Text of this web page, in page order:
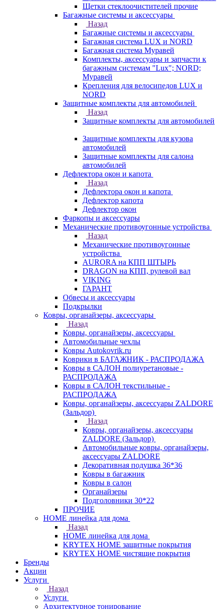
Щетки стеклоочистителей прочие
Багажные системы и аксессуары
Назад
Багажные системы и аксессуары
Багажная система LUX и NORD
Багажная система Муравей
Комплекты, аксессуары и запчасти к
багажным системам "Lux"; NORD;
Муравей
Крепления для велосипедов LUX и
NORD
Защитные комплекты для автомобилей
Назад
Защитные комплекты для автомобилей
Защитные комплекты для кузова
автомобилей
Защитные комплекты для салона
автомобилей
Дефлектора окон и капота
Назад
Дефлектора окон и капота
Дефлектор капота
Дефлектор окон
Фаркопы и аксессуары
Механические противоугонные устройства
Назад
Механические противоугонные
устройства
AURORA на КПП ШТЫРЬ
DRAGON на КПП, рулевой вал
VIKING
ГАРАНТ
Обвесы и аксессуары
Подкрылки
Ковры, органайзеры, аксессуары
Назад
Ковры, органайзеры, аксессуары
Автомобильные чехлы
Ковры Autokovrik.ru
Коврики в БАГАЖНИК - РАСПРОДАЖА
Ковры в САЛОН полиуретановые -
РАСПРОДАЖА
Ковры в САЛОН текстильные -
РАСПРОДАЖА
Ковры, органайзеры, аксессуары ZALDORE
(Зальдор)
Назад
Ковры, органайзеры, аксессуары
ZALDORE (Зальдор)
Автомобильные ковры, органайзеры,
аксессуары ZALDORE
Декоративная подушка 36*36
Ковры в багажник
Ковры в салон
Органайзеры
Подголовники 30*22
ПРОЧИЕ
HOME линейка для дома
Назад
HOME линейка для дома
KRYTEX HOME защитные покрытия
KRYTEX HOME чистящие покрытия
Бренды
Акции
Услуги
Назад
Услуги
Архитектурное тонирование